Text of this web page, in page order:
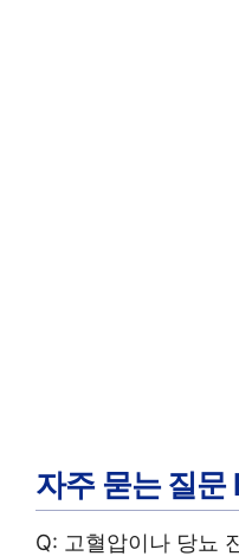
자주 묻는 질문
Q: 고혈압이나 당뇨